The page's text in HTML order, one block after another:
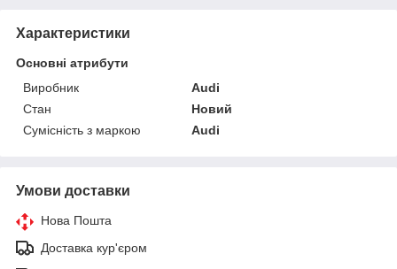
Характеристики
Основні атрибути
Виробник
Audi
Стан
Новий
Сумісність з маркою
Audi
Умови доставки
Нова Пошта
Доставка кур'єром